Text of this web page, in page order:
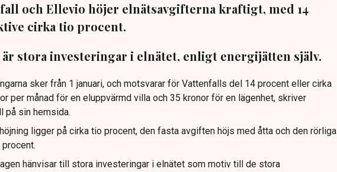
och Ellevio höjer elnätsavgifterna kraftigt, med 14
cirka tio procent.
är stora investeringar i elnätet, enligt energijätten själv.
sker från 1 januari, och motsvarar för Vattenfalls del 14 procent eller cirka
per månad för en eluppvärmd villa och 35 kronor för en lägenhet, skriver
på sin hemsida.
ligger på cirka tio procent, den fasta avgiften höjs med åtta och den rörliga
hänvisar till stora investeringar i elnätet som motiv till de stora